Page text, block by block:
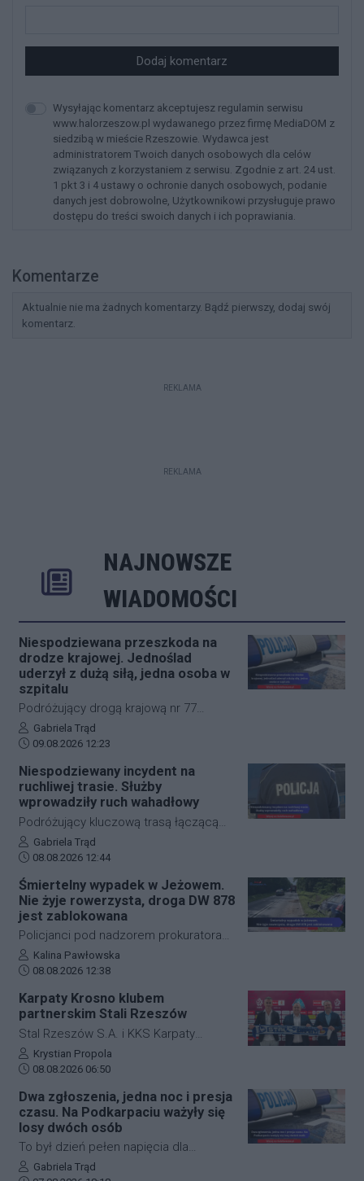
Dodaj komentarz
Wysyłając komentarz akceptujesz regulamin serwisu
www.halorzeszow.pl wydawanego przez firmę MediaDOM z
siedzibą w mieście Rzeszowie. Wydawca jest
administratorem Twoich danych osobowych dla celów
związanych z korzystaniem z serwisu. Zgodnie z art. 24 ust.
1 pkt 3 i 4 ustawy o ochronie danych osobowych, podanie
danych jest dobrowolne, Użytkownikowi przysługuje prawo
dostępu do treści swoich danych i ich poprawiania.
Komentarze
Aktualnie nie ma żadnych komentarzy. Bądź pierwszy, dodaj swój
komentarz.
REKLAMA
REKLAMA
NAJNOWSZE
WIADOMOŚCI
Niespodziewana przeszkoda na
drodze krajowej. Jednoślad
uderzył z dużą siłą, jedna osoba w
szpitalu
Podróżujący drogą krajową nr 77
muszą liczyć się z nagłymi
utrudnieniami. W okolicach
niebezpiecznego zdarzenia z udziałem
motocyklisty oraz leśnej zwierzyny. Na
miejsce natychmiast skierowano
służby ratunkowe, a poszkodowany
kierowca jednośladu trafił pod opiekę
wprowadzono czasową organizację
ruchu.
Autor artykułu:
Gabriela Trąd
Data dodania artykułu:
09.08.2026 12:23
Niespodziewany incydent na
ruchliwej trasie. Służby
wprowadziły ruch wahadłowy
Podróżujący kluczową trasą łączącą
Jasło z Gorlicami muszą uzbroić się w
cierpliwość. Niespodziewane
zdarzenie drogowe w miejscowości
Przysieki doprowadziło do utrudnień na
drodze krajowej nr 28. Na miejscu
natychmiast pojawiła się policja, która
wprowadziła zmianę w organizacji
ruchu, by zabezpieczyć teren i uniknąć
Autor artykułu:
Gabriela Trąd
Data dodania artykułu:
08.08.2026 12:44
Śmiertelny wypadek w Jeżowem.
Nie żyje rowerzysta, droga DW 878
jest zablokowana
Policjanci pod nadzorem prokuratora
ustalają szczegółowe okoliczności
tragicznego wypadku, do którego
Jeżowe w powiecie niżańskim. W
wyniku zderzenia samochodu
osobowego z rowerzystą, śmierć na
miejscu poniósł kierujący jednośladem.
Droga wojewódzka nr 878 jest
całkowicie zablokowana.
Autor artykułu:
Kalina Pawłowska
Data dodania artykułu:
08.08.2026 12:38
Karpaty Krosno klubem
partnerskim Stali Rzeszów
Stal Rzeszów S.A. i KKS Karpaty
Krosno rozpoczęły oficjalną
współpracę. Kluby podpisały
długoterminową umowę partnerską,
która ma obejmować m.in. wymianę
doświadczeń, rozwój szkolenia
młodzieży oraz obserwację i
pozyskiwanie utalentowanych
zawodników z regionu.
Autor artykułu:
Krystian Propola
Data dodania artykułu:
08.08.2026 06:50
Dwa zgłoszenia, jedna noc i presja
czasu. Na Podkarpaciu ważyły się
losy dwóch osób
To był dzień pełen napięcia dla
funkcjonariuszy z powiatu niżańskiego.
Autor artykułu:
Gabriela Trąd